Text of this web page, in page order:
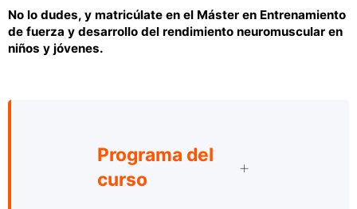
No lo dudes, y matricúlate en el Máster en Entrenamiento
de fuerza y desarrollo del rendimiento neuromuscular en
niños y jóvenes.
Programa del
curso